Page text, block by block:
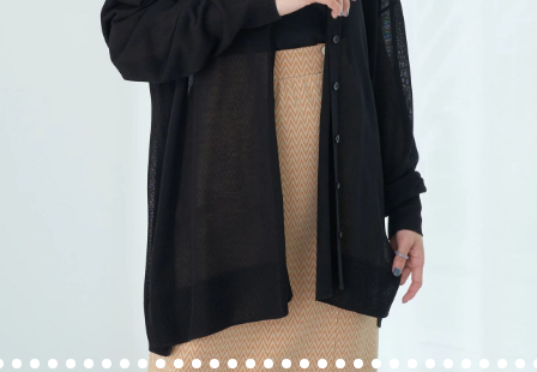
5 6 7 8 9 10 11 12 13 14 15 16 17 18 19 20 21 22 23 24 25 28 29 31 32 33